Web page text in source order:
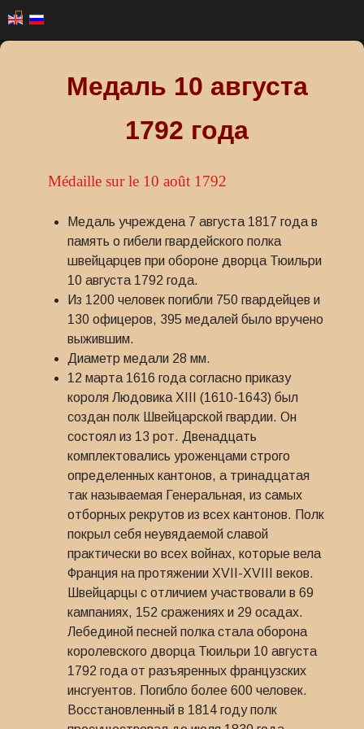
Медаль 10 августа
1792 года
Médaille sur le 10 août 1792
Медаль учреждена 7 августа 1817 года в
память о гибели гвардейского полка
швейцарцев при обороне дворца Тюильри
10 августа 1792 года.
Из 1200 человек погибли 750 гвардейцев и
130 офицеров, 395 медалей было вручено
выжившим.
Диаметр медали 28 мм.
12 марта 1616 года согласно приказу
короля Людовика XIII (1610-1643) был
создан полк Швейцарской гвардии. Он
состоял из 13 рот. Двенадцать
комплектовались уроженцами строго
определенных кантонов, а тринадцатая
так называемая Генеральная, из самых
отборных рекрутов из всех кантонов. Полк
покрыл себя неувядаемой славой
практически во всех войнах, которые вела
Франция на протяжении XVII-XVIII веков.
Швейцарцы с отличием участвовали в 69
кампаниях, 152 сражениях и 29 осадах.
Лебединой песней полка стала оборона
королевского дворца Тюильри 10 августа
1792 года от разъяренных французских
инсгуентов. Погибло более 600 человек.
Восстановленный в 1814 году полк